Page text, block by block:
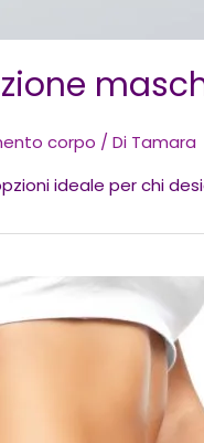
corpo / Di Tamara
ideale per chi